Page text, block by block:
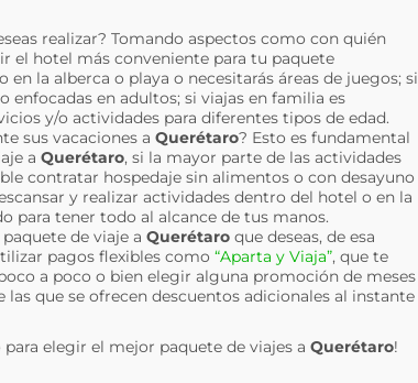
realizar? Tomando aspectos como con quién
el hotel más conveniente para tu paquete
la alberca o playa o necesitarás áreas de juegos; si
enfocadas en adultos; si viajas en familia es
y/o actividades para diferentes tipos de edad.
sus vacaciones a Querétaro? Esto es fundamental
a Querétaro, si la mayor parte de las actividades
contratar hospedaje sin alimentos o con desayuno
y realizar actividades dentro del hotel o en la
para tener todo al alcance de tus manos.
de viaje a Querétaroque deseas, de esa
pagos flexibles como “Aparta y Viaja”, que te
a poco o bien elegir alguna promoción de meses
que se ofrecen descuentos adicionales al instante
elegir el mejor paquete de viajes a Querétaro!